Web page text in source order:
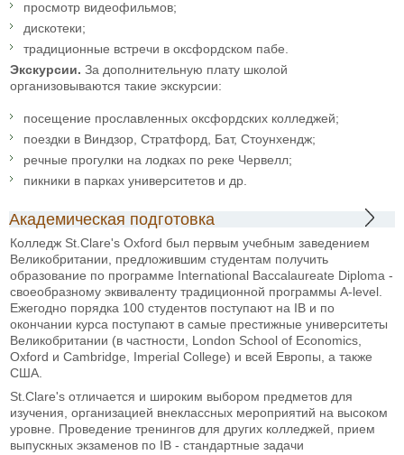
просмотр видеофильмов;
дискотеки;
традиционные встречи в оксфордском пабе.
Экскурсии. За дополнительную плату школой
организовываются такие экскурсии:
посещение прославленных оксфордских колледжей;
поездки в Виндзор, Стратфорд, Бат, Стоунхендж;
речные прогулки на лодках по реке Червелл;
пикники в парках университетов и др.
Академическая подготовка
Колледж St.Clare's Oxford был первым учебным заведением
Великобритании, предложившим студентам получить
образование по программе International Baccalaureate Diploma -
своеобразному эквиваленту традиционной программы A-level.
Ежегодно порядка 100 студентов поступают на IB и по
окончании курса поступают в самые престижные университеты
Великобритании (в частности, London School of Economics,
Oxford и Cambridge, Imperial College) и всей Европы, а также
США.
St.Clare's отличается и широким выбором предметов для
изучения, организацией внеклассных мероприятий на высоком
уровне. Проведение тренингов для других колледжей, прием
выпускных экзаменов по IB - стандартные задачи